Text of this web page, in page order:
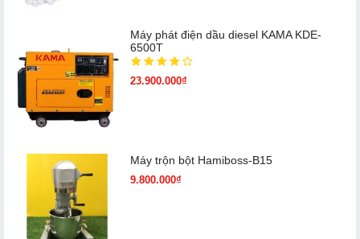
Máy phát điện dầu diesel KAMA KDE-
6500T
23.900.000₫
Máy trộn bột Hamiboss-B15
9.800.000₫